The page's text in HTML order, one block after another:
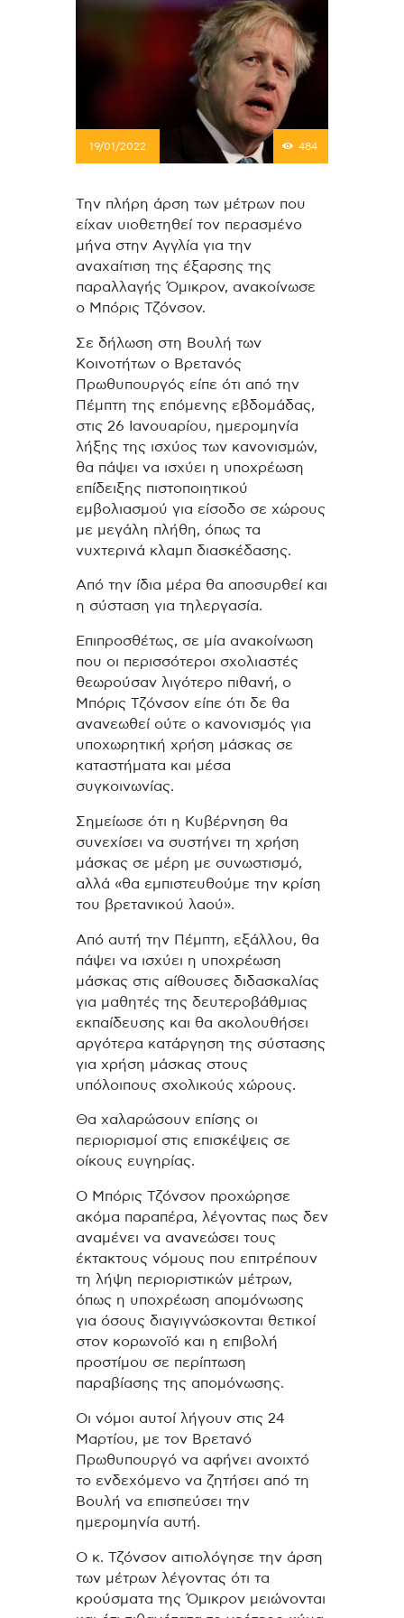
19/01/2022 484
Την πλήρη άρση των μέτρων που
είχαν υιοθετηθεί τον περασμένο
μήνα στην Αγγλία για την
αναχαίτιση της έξαρσης της
παραλλαγής Όμικρον, ανακοίνωσε
ο Μπόρις Τζόνσον.
Σε δήλωση στη Βουλή των
Κοινοτήτων ο Βρετανός
Πρωθυπουργός είπε ότι από την
Πέμπτη της επόμενης εβδομάδας,
στις 26 Ιανουαρίου, ημερομηνία
λήξης της ισχύος των κανονισμών,
θα πάψει να ισχύει η υποχρέωση
επίδειξης πιστοποιητικού
εμβολιασμού για είσοδο σε χώρους
με μεγάλη πλήθη, όπως τα
νυχτερινά κλαμπ διασκέδασης.
Από την ίδια μέρα θα αποσυρθεί και
η σύσταση για τηλεργασία.
Επιπροσθέτως, σε μία ανακοίνωση
που οι περισσότεροι σχολιαστές
θεωρούσαν λιγότερο πιθανή, ο
Μπόρις Τζόνσον είπε ότι δε θα
ανανεωθεί ούτε ο κανονισμός για
υποχωρητική χρήση μάσκας σε
καταστήματα και μέσα
συγκοινωνίας.
Σημείωσε ότι η Κυβέρνηση θα
συνεχίσει να συστήνει τη χρήση
μάσκας σε μέρη με συνωστισμό,
αλλά «θα εμπιστευθούμε την κρίση
του βρετανικού λαού».
Από αυτή την Πέμπτη, εξάλλου, θα
πάψει να ισχύει η υποχρέωση
μάσκας στις αίθουσες διδασκαλίας
για μαθητές της δευτεροβάθμιας
εκπαίδευσης και θα ακολουθήσει
αργότερα κατάργηση της σύστασης
για χρήση μάσκας στους
υπόλοιπους σχολικούς χώρους.
Θα χαλαρώσουν επίσης οι
περιορισμοί στις επισκέψεις σε
οίκους ευγηρίας.
Ο Μπόρις Τζόνσον προχώρησε
ακόμα παραπέρα, λέγοντας πως δεν
αναμένει να ανανεώσει τους
έκτακτους νόμους που επιτρέπουν
τη λήψη περιοριστικών μέτρων,
όπως η υποχρέωση απομόνωσης
για όσους διαγιγνώσκονται θετικοί
στον κορωνοϊό και η επιβολή
προστίμου σε περίπτωση
παραβίασης της απομόνωσης.
Οι νόμοι αυτοί λήγουν στις 24
Μαρτίου, με τον Βρετανό
Πρωθυπουργό να αφήνει ανοιχτό
το ενδεχόμενο να ζητήσει από τη
Βουλή να επισπεύσει την
ημερομηνία αυτή.
Ο κ. Τζόνσον αιτιολόγησε την άρση
των μέτρων λέγοντας ότι τα
κρούσματα της Όμικρον μειώνονται